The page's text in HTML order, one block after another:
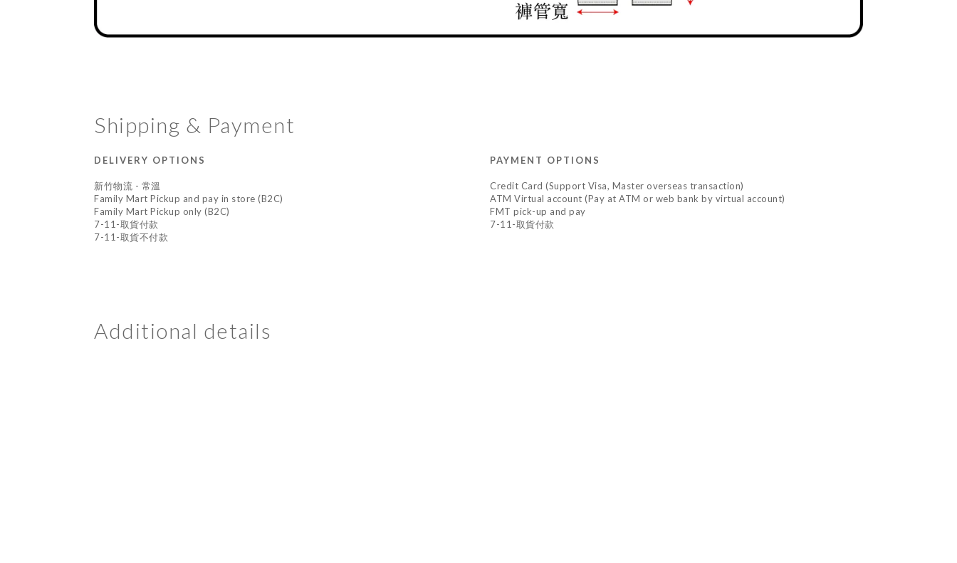
Shipping & Payment
DELIVERY OPTIONS
新竹物流 - 常溫
Family Mart Pickup and pay in store (B2C)
Family Mart Pickup only (B2C)
7-11-取貨付款
7-11-取貨不付款
PAYMENT OPTIONS
Credit Card (Support Visa, Master overseas transaction)
ATM Virtual account (Pay at ATM or web bank by virtual account)
FMT pick-up and pay
7-11-取貨付款
Additional details